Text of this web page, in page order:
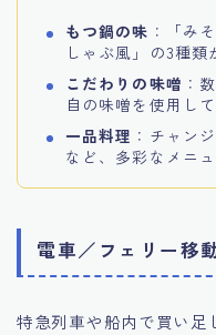
もつ鍋の味 ：「み
しゃぶ風」の3種類
こだわりの味噌 ：
自の味噌を使用して
一品料理 ：チャン
など、多彩なメニ
電車／フェリー移
特急列車や船内で買い足